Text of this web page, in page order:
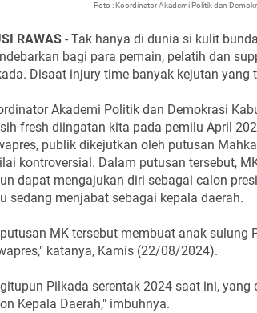
Foto : Koordinator Akademi Politik dan
RAWAS- Tak hanya di dunia si kulit
bagi para pemain, pelatih dan
Disaat injury time banyak kejutan yang
Akademi Politik dan Demokrasi
fresh diingatan kita pada pemilu April
publik dikejutkan oleh putusan
kontroversial. Dalam putusan tersebut,
dapat mengajukan diri sebagai calon
sedang menjabat sebagai kepala daerah.
MK tersebut membuat anak
katanya, Kamis (22/08/2024).
Pilkada serentak 2024 saat ini,
Kepala Daerah," imbuhnya.